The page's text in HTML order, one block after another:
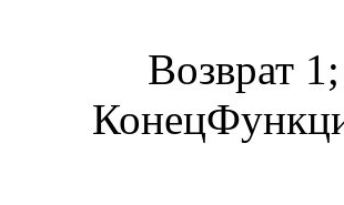
Возврат 1;